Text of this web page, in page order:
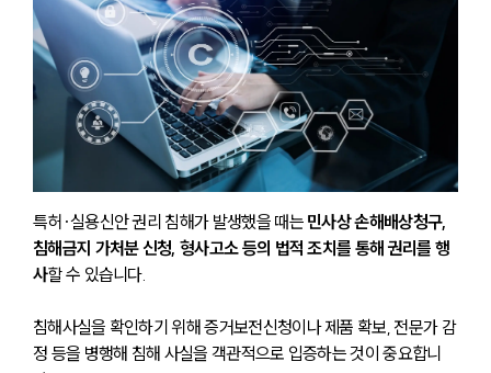
특허·실용신안 권리 침해가 발생했을 때는 민사상 손해배상청구,
침해금지 가처분 신청, 형사고소 등의 법적 조치를 통해 권리를 행
사할 수 있습니다.
침해사실을 확인하기 위해 증거보전신청이나 제품 확보, 전문가 감
정 등을 병행해 침해 사실을 객관적으로 입증하는 것이 중요합니